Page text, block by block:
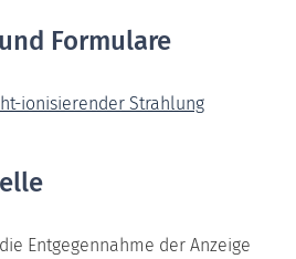
Formulare
ionisierender Strahlung
Entgegennahme der Anzeige